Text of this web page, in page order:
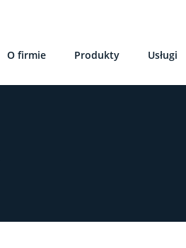
O firmie Produkty Usługi